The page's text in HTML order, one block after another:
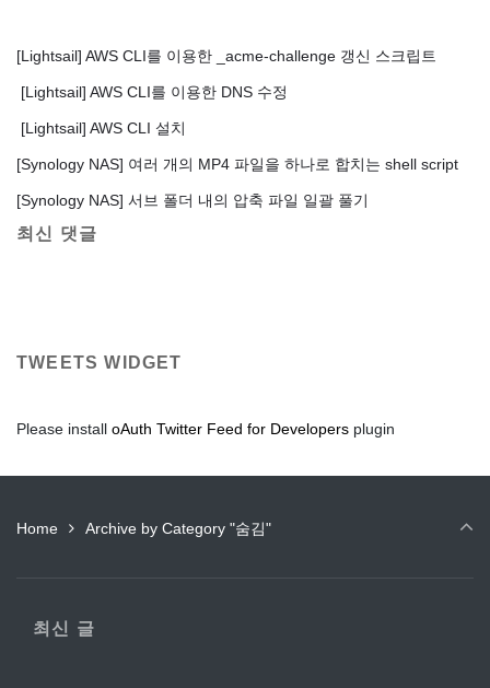
[Lightsail] AWS CLI를 이용한 _acme-challenge 갱신 스크립트
[Lightsail] AWS CLI를 이용한 DNS 수정
[Lightsail] AWS CLI 설치
[Synology NAS] 여러 개의 MP4 파일을 하나로 합치는 shell script
[Synology NAS] 서브 폴더 내의 압축 파일 일괄 풀기
최신 댓글
TWEETS WIDGET
Please install oAuth Twitter Feed for Developers plugin
Home Archive by Category "숨김"
최신 글